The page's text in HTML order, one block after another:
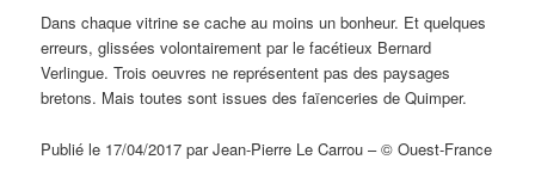
Dans chaque vitrine se cache au moins un bonheur. Et quelques
erreurs, glissées volontairement par le facétieux Bernard
Verlingue. Trois oeuvres ne représentent pas des paysages
bretons. Mais toutes sont issues des faïenceries de Quimper.
Publié le 17/04/2017 par Jean-Pierre Le Carrou – © Ouest-France